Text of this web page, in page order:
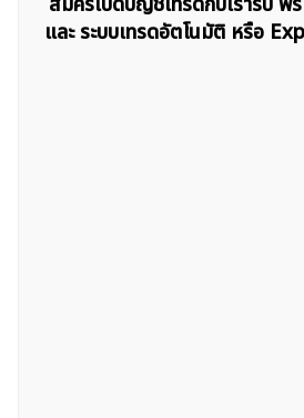
และ ระบบเทรดอัตโนมัติ หรือ